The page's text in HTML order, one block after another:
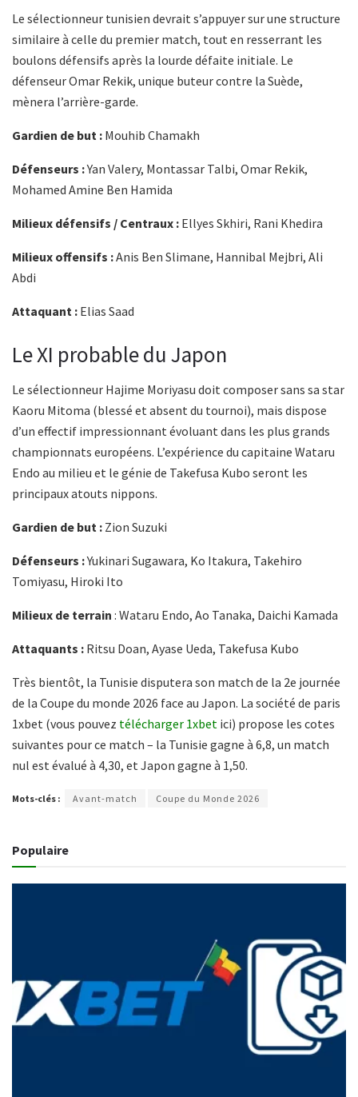
Le sélectionneur tunisien devrait s’appuyer sur une structure
similaire à celle du premier match, tout en resserrant les
boulons défensifs après la lourde défaite initiale. Le
défenseur Omar Rekik, unique buteur contre la Suède,
mènera l’arrière-garde.
Gardien de but : Mouhib Chamakh
Défenseurs :Yan Valery, Montassar Talbi, Omar Rekik,
Mohamed Amine Ben Hamida
Milieux défensifs / Centraux : Ellyes Skhiri, Rani Khedira
Milieux offensifs :Anis Ben Slimane, Hannibal Mejbri, Ali
Abdi
Attaquant : Elias Saad
Le XI probable du Japon
Le sélectionneur Hajime Moriyasu doit composer sans sa star
Kaoru Mitoma (blessé et absent du tournoi), mais dispose
d’un effectif impressionnant évoluant dans les plus grands
championnats européens. L’expérience du capitaine Wataru
Endo au milieu et le génie de Takefusa Kubo seront les
principaux atouts nippons.
Gardien de but : Zion Suzuki
Défenseurs :Yukinari Sugawara, Ko Itakura, Takehiro
Tomiyasu, Hiroki Ito
Milieux de terrain : Wataru Endo, Ao Tanaka, Daichi Kamada
Attaquants : Ritsu Doan, Ayase Ueda, Takefusa Kubo
Très bientôt, la Tunisie disputera son match de la 2e journée
de la Coupe du monde 2026 face au Japon. La société de paris
1xbet (vous pouvez télécharger 1xbet ici) propose les cotes
suivantes pour ce match – la Tunisie gagne à 6,8, un match
nul est évalué à 4,30, et Japon gagne à 1,50.
Mots-clés : Avant-match Coupe du Monde 2026
Populaire